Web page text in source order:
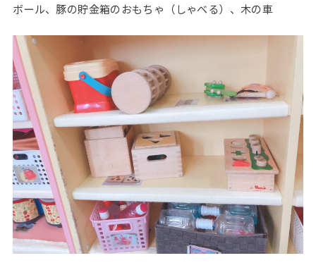
ボール、豚の貯金箱のおもちゃ（しゃべる）、木の車